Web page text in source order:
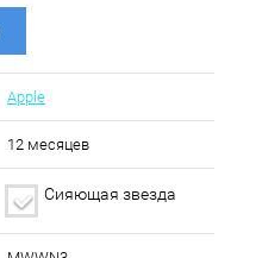
Apple
12 месяцев
Сияющая звезда